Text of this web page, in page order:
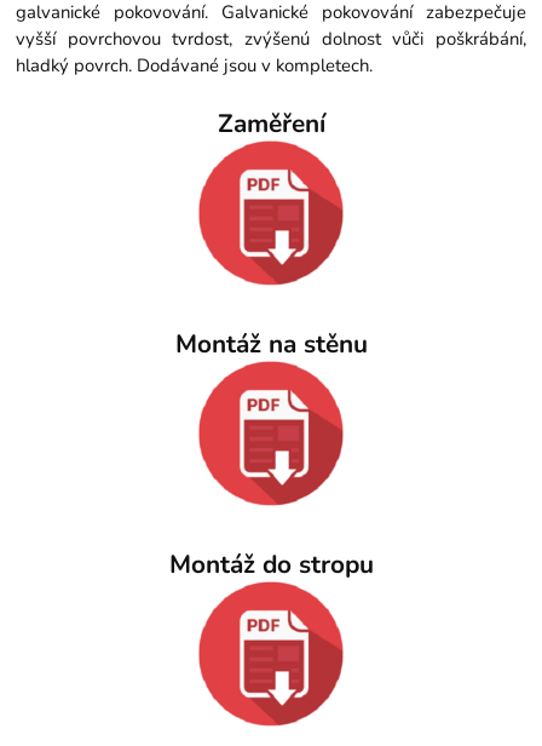
galvanické pokovování. Galvanické pokovování zabezpečuje
vyšší povrchovou tvrdost, zvýšenú dolnost vůči poškrábání,
hladký povrch. Dodávané jsou v kompletech.
Zaměření
Montáž na stěnu
Montáž do stropu